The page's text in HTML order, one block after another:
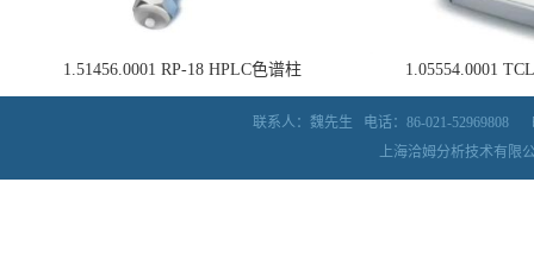
1.51456.0001 RP-18 HPLC色谱柱 1.05554.0001
联系人：魏先生 电话：86-021-52969808
上海洽姆分析技术有限